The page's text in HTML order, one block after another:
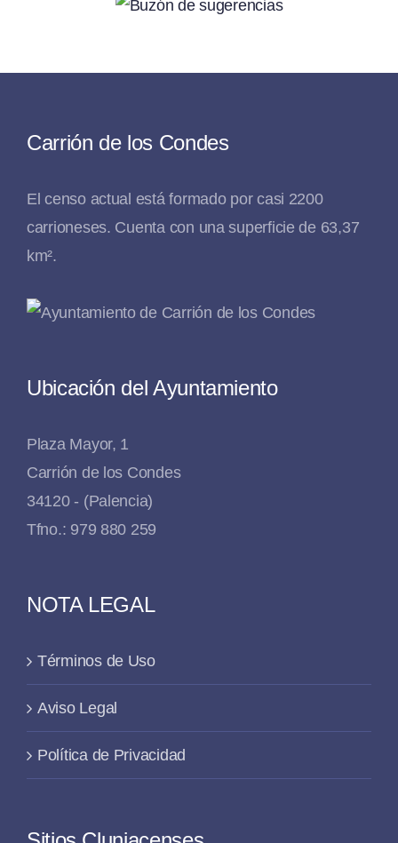
Carrión de los Condes
El censo actual está formado por casi 2200
carrioneses. Cuenta con una superficie de 63,37
km².
Ubicación del Ayuntamiento
Plaza Mayor, 1
Carrión de los Condes
34120 - (Palencia)
Tfno.: 979 880 259
NOTA LEGAL
Términos de Uso
Aviso Legal
Política de Privacidad